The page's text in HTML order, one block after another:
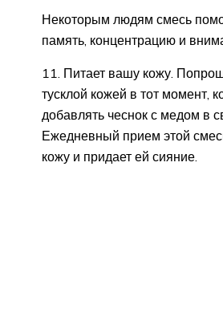
Некоторым людям смесь
память, концентрацию и
11. Питает вашу кожу.
тусклой кожей в тот момент,
добавлять чеснок с медом в
Ежедневный прием этой
кожу и придает ей сияние.